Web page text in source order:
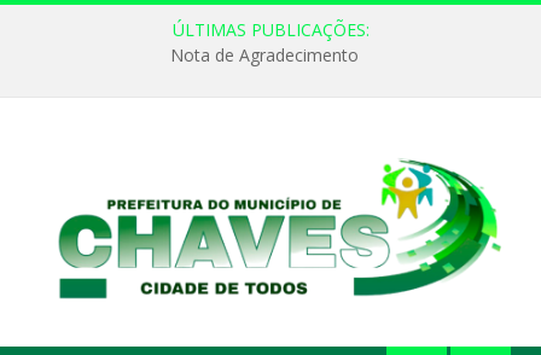
ÚLTIMAS PUBLICAÇÕES:
Nota de Agradecimento